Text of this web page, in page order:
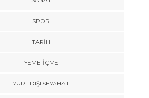
SPOR
TARİH
YEME-İÇME
YURT DIŞI SEYAHAT